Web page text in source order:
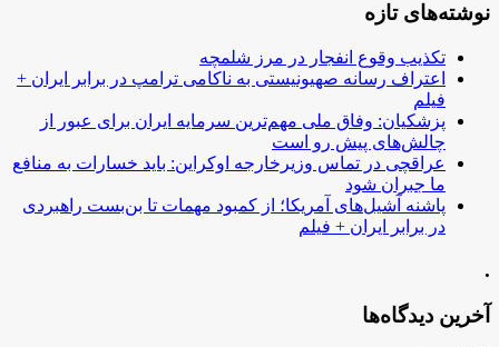
نوشته‌های تازه
تکذیب وقوع انفجار در مرز شلمچه
اعتراف رسانه صهیونیستی به ناکامی ترامپ در برابر ایران +
فیلم
پزشکیان: وفاق ملی مهم‌ترین سرمایه ایران برای عبور از
چالش‌های پیش رو است
عراقچی در تماس وزیرخارجه اوکراین: باید خسارات به منافع
ما جبران شود
پاشنه آشیل‌های آمریکا؛ از کمبود مهمات تا بن‌بست راهبردی
در برابر ایران + فیلم
.
آخرین دیدگاه‌ها